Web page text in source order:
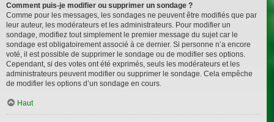
Comment puis-je modifier ou supprimer un sondage ?
Comme pour les messages, les sondages ne peuvent être modifiés que par
leur auteur, les modérateurs et les administrateurs. Pour modifier un
sondage, modifiez tout simplement le premier message du sujet car le
sondage est obligatoirement associé à ce dernier. Si personne n’a encore
voté, il est possible de supprimer le sondage ou de modifier ses options.
Cependant, si des votes ont été exprimés, seuls les modérateurs et les
administrateurs peuvent modifier ou supprimer le sondage. Cela empêche
de modifier les options d’un sondage en cours.
Haut